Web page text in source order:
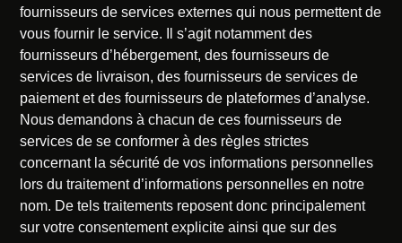
fournisseurs de services externes qui nous permettent de
vous fournir le service. Il s’agit notamment des
fournisseurs d’hébergement, des fournisseurs de
services de livraison, des fournisseurs de services de
paiement et des fournisseurs de plateformes d’analyse.
Nous demandons à chacun de ces fournisseurs de
services de se conformer à des règles strictes
concernant la sécurité de vos informations personnelles
lors du traitement d’informations personnelles en notre
nom. De tels traitements reposent donc principalement
sur votre consentement explicite ainsi que sur des